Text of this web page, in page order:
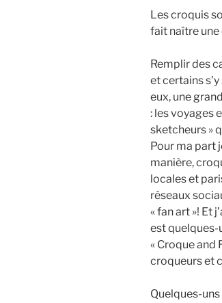
Les croquis
fait naître
Remplir des
et certains
eux, une
: les voyages
sketcheurs »
Pour ma part
manière,
locales et
réseaux
« fan art »! Et
est quelques-
« Croque and
croqueurs et
Quelques-